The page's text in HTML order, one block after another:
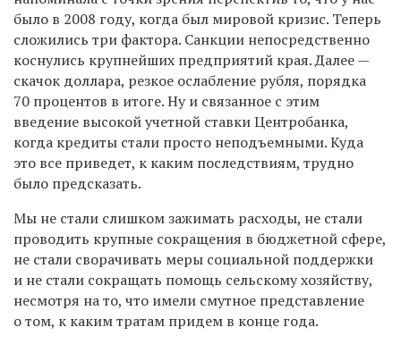
было в 2008 году, когда был мировой кризис. Теперь
сложились три фактора. Санкции непосредственно
коснулись крупнейших предприятий края. Далее —
скачок доллара, резкое ослабление рубля, порядка
70 процентов в итоге. Ну и связанное с этим
введение высокой учетной ставки Центробанка,
когда кредиты стали просто неподъемными. Куда
это все приведет, к каким последствиям, трудно
было предсказать.
Мы не стали слишком зажимать расходы, не стали
проводить крупные сокращения в бюджетной сфере,
не стали сворачивать меры социальной поддержки
и не стали сокращать помощь сельскому хозяйству,
несмотря на то, что имели смутное представление
о том, к каким тратам придем в конце года.